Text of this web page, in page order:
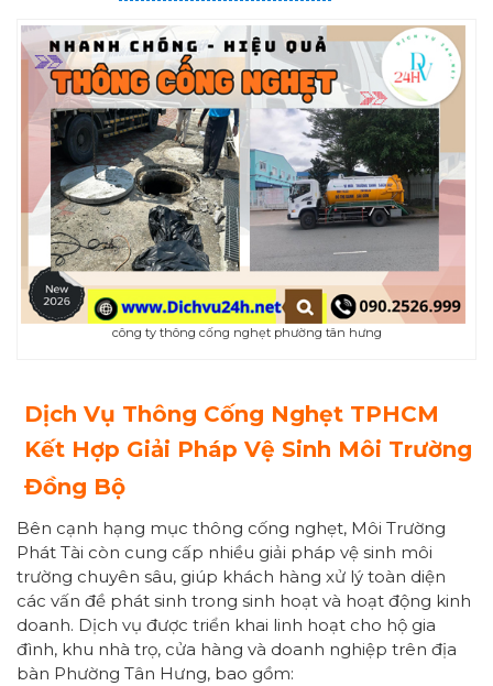
công ty thông cống nghẹt phường tân hưng
Dịch Vụ Thông Cống Nghẹt TPHCM
Kết Hợp Giải Pháp Vệ Sinh Môi Trường
Đồng Bộ
Bên cạnh hạng mục thông cống nghẹt, Môi Trường
Phát Tài còn cung cấp nhiều giải pháp vệ sinh môi
trường chuyên sâu, giúp khách hàng xử lý toàn diện
các vấn đề phát sinh trong sinh hoạt và hoạt động kinh
doanh. Dịch vụ được triển khai linh hoạt cho hộ gia
đình, khu nhà trọ, cửa hàng và doanh nghiệp trên địa
bàn Phường Tân Hưng, bao gồm: